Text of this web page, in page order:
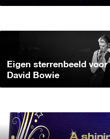
Eigen sterrenbeeld voor
David Bowie